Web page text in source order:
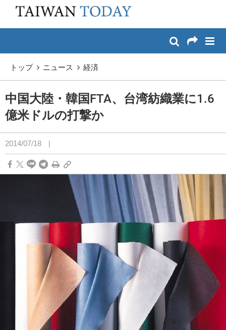
メイン コンテンツへスキップ
トップ ニュース 経済
中国大陸・韓国FTA、台湾紡織業に1.6
億米ドルの打撃か
2014/07/18 |